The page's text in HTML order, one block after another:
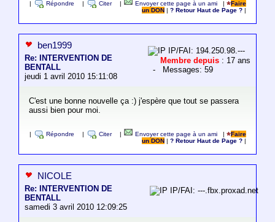
Répondre Citer Envoyer cette page à un ami |
Faire
un DON
|? Retour Haut de Page ?
ben1999
Re: INTERVENTION DE
BENTALL
jeudi 1 avril 2010 15:11:08
IP/FAI: 194.250.98.---
Membre depuis : 17 ans
- Messages: 59
C'est une bonne nouvelle ça :) j'espère que tout se passera
aussi bien pour moi.
Répondre Citer Envoyer cette page à un ami |
Faire
un DON
|? Retour Haut de Page ?
NICOLE
Re: INTERVENTION DE
BENTALL
samedi 3 avril 2010 12:09:25
IP/FAI: ---.fbx.proxad.net